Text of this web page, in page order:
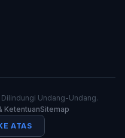
Undang-Undang.
KetentuanSitemap
ATAS